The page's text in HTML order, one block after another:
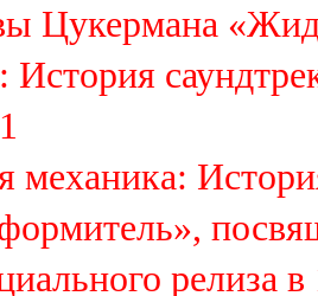
Цукермана
механика: